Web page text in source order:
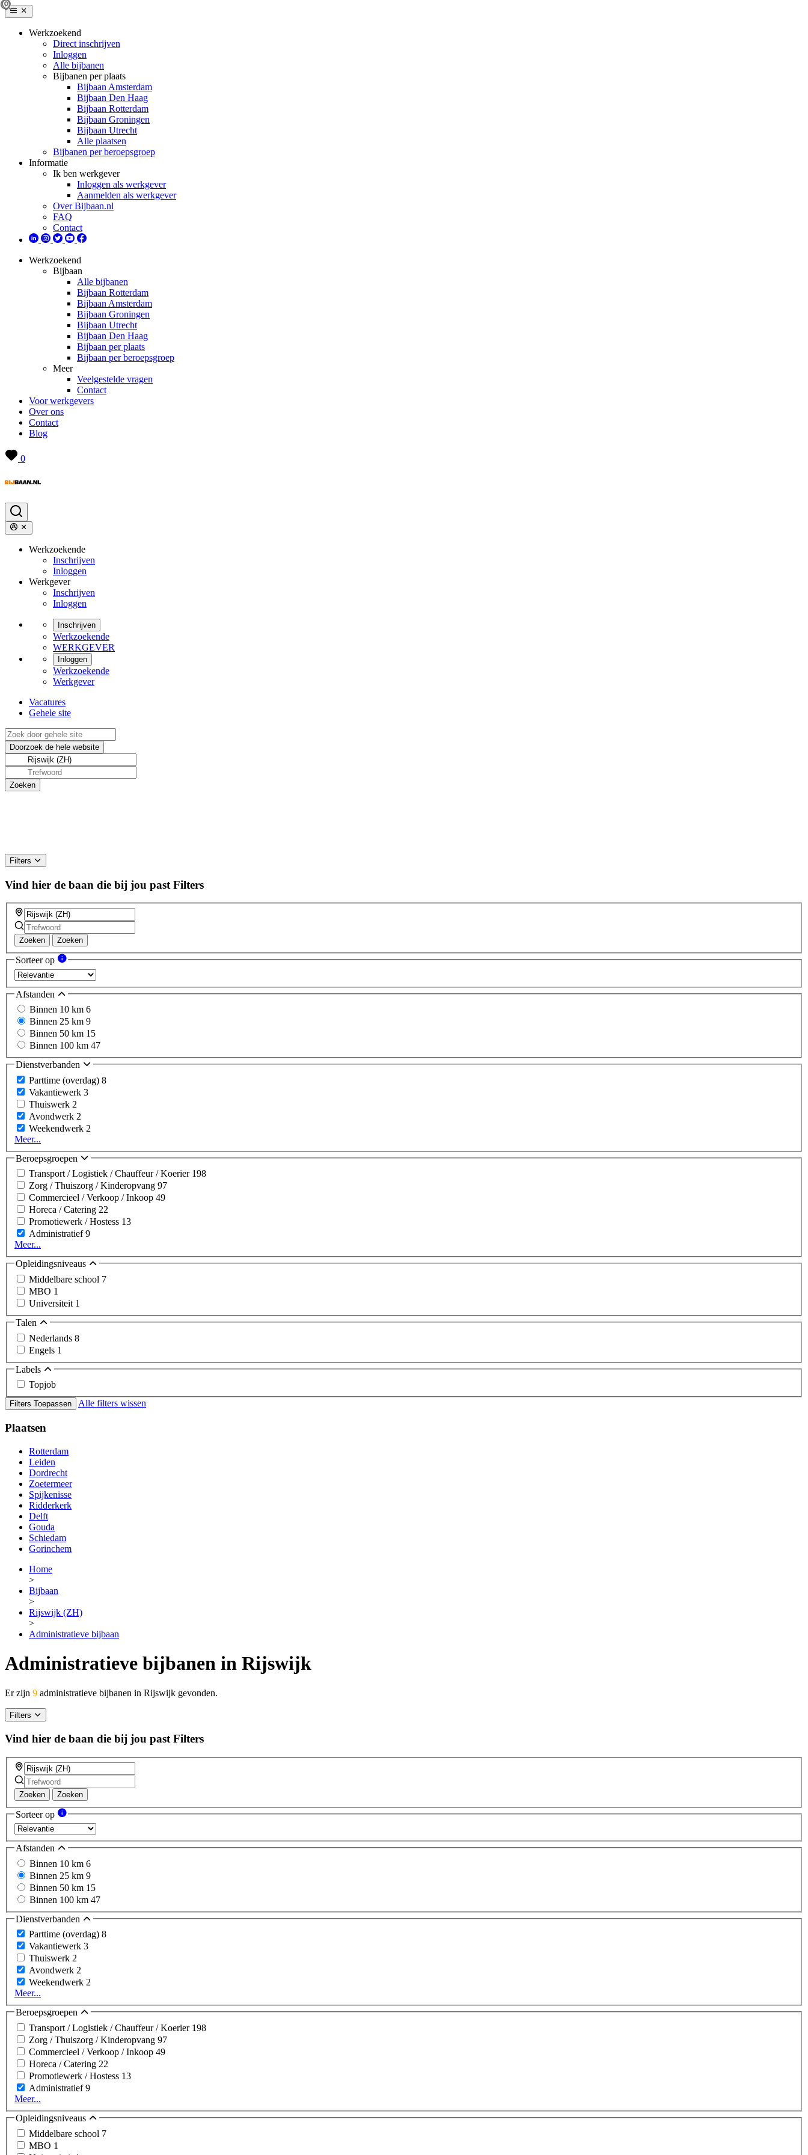
Werkzoekend
Direct inschrijven
Inloggen
Alle bijbanen
Bijbanen per plaats
Bijbaan Amsterdam
Bijbaan Den Haag
Bijbaan Rotterdam
Bijbaan Groningen
Bijbaan Utrecht
Alle plaatsen
Bijbanen per beroepsgroep
Informatie
Ik ben werkgever
Inloggen als werkgever
Aanmelden als werkgever
Over Bijbaan.nl
FAQ
Contact
Werkzoekend
Bijbaan
Alle bijbanen
Bijbaan Rotterdam
Bijbaan Amsterdam
Bijbaan Groningen
Bijbaan Utrecht
Bijbaan Den Haag
Bijbaan per plaats
Bijbaan per beroepsgroep
Meer
Veelgestelde vragen
Contact
Voor werkgevers
Over ons
Contact
Blog
0
Werkzoekende
Inschrijven
Inloggen
Werkgever
Inschrijven
Inloggen
Inschrijven
Werkzoekende
WERKGEVER
Inloggen
Werkzoekende
Werkgever
Vacatures
Gehele site
Filters
Vind hier de baan die bij jou past Filters
Zoeken Zoeken
Sorteer op
Afstanden
Binnen 10 km 6
Binnen 25 km 9
Binnen 50 km 15
Binnen 100 km 47
Dienstverbanden
Parttime (overdag) 8
Vakantiewerk 3
Thuiswerk 2
Avondwerk 2
Weekendwerk 2
Meer...
Beroepsgroepen
Transport / Logistiek / Chauffeur / Koerier 198
Zorg / Thuiszorg / Kinderopvang 97
Commercieel / Verkoop / Inkoop 49
Horeca / Catering 22
Promotiewerk / Hostess 13
Administratief9
Meer...
Opleidingsniveaus
Middelbare school 7
MBO 1
Universiteit 1
Talen
Nederlands 8
Engels 1
Labels
Topjob
Filters Toepassen Alle filters wissen
Plaatsen
Rotterdam
Leiden
Dordrecht
Zoetermeer
Spijkenisse
Ridderkerk
Delft
Gouda
Schiedam
Gorinchem
Home
>
Bijbaan
>
Rijswijk (ZH)
>
Administratieve bijbaan
Administratieve bijbanen in Rijswijk
Er zijn 9 administratieve bijbanen in Rijswijk gevonden.
Filters
Vind hier de baan die bij jou past Filters
Zoeken Zoeken
Sorteer op
Afstanden
Binnen 10 km 6
Binnen 25 km 9
Binnen 50 km 15
Binnen 100 km 47
Dienstverbanden
Parttime (overdag) 8
Vakantiewerk 3
Thuiswerk 2
Avondwerk 2
Weekendwerk 2
Meer...
Beroepsgroepen
Transport / Logistiek / Chauffeur / Koerier 198
Zorg / Thuiszorg / Kinderopvang 97
Commercieel / Verkoop / Inkoop 49
Horeca / Catering 22
Promotiewerk / Hostess 13
Administratief9
Meer...
Opleidingsniveaus
Middelbare school 7
MBO 1